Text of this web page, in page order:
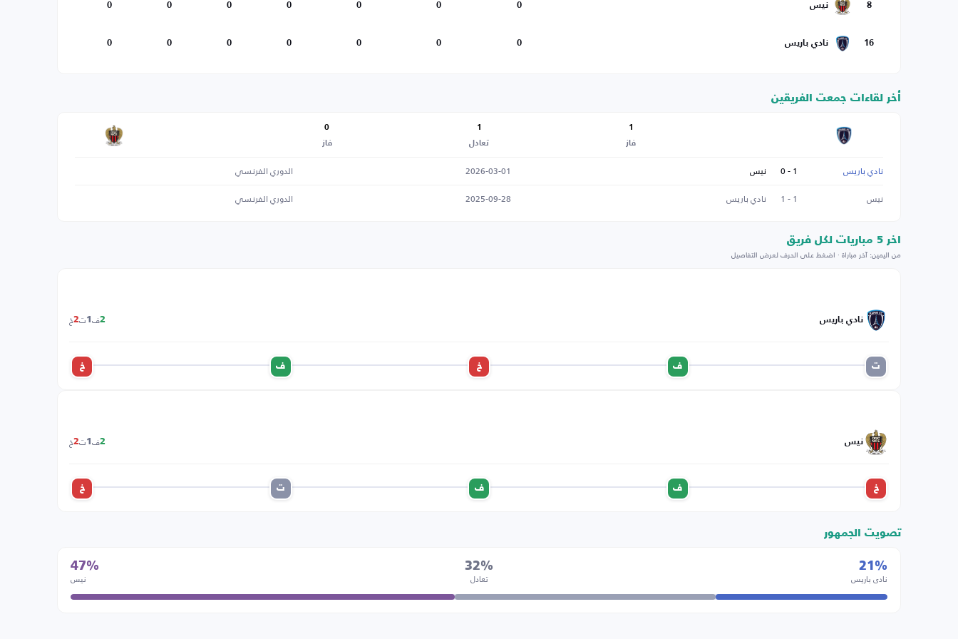
8 نيس 0
0
0
0
0
0
0
16 نادي باريس 0
0
0
0
0
0
0
أخر لقاءات جمعت الفريقين
1
فاز
1
تعادل
0
فاز
نادي باريس 1 - 0 نيس 2026-03-01
الدوري الفرنسي
نيس
1 - 1 نادي باريس 2025-09-28 الدوري الفرنسي
اخر 5 مباريات لكل فريق
من اليمين: آخر مباراة · اضغط على الحرف لعرض التفاصيل
نادي باريس 2ف 1ت2خ
ت ف خ ف خ
نيس 2ف 1ت2خ
خ ف ف ت خ
تصويت الجمهور
21%
نادي باريس
32%
تعادل
47%
نيس